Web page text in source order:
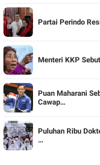
Partai Perindo
Menteri KKP
Puan Maharani
Cawap…
Puluhan Ribu
…